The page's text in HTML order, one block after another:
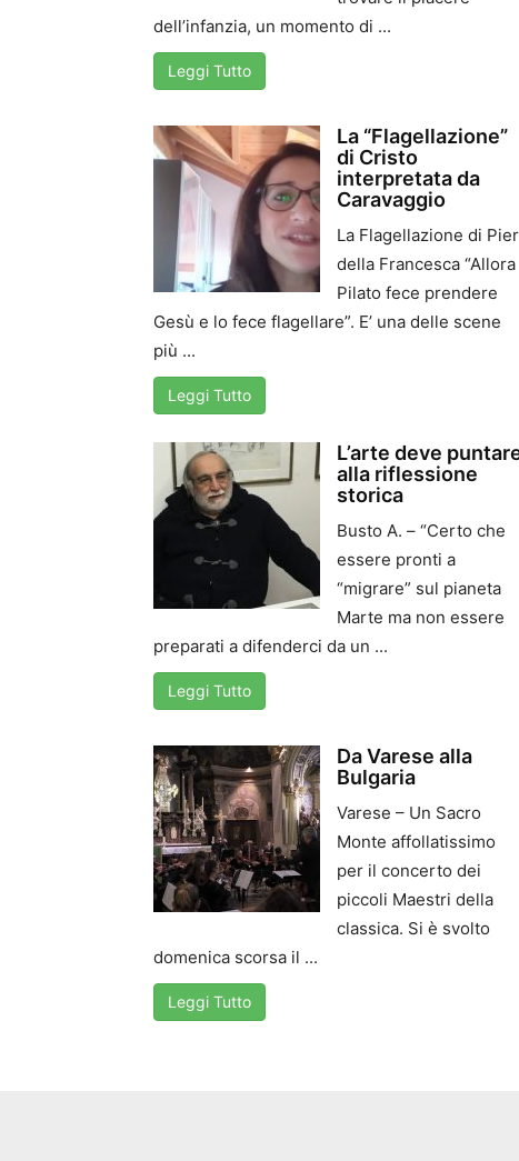
dell’infanzia, un momento di ...
Leggi Tutto
La “Flagellazione”
di Cristo
interpretata da
Caravaggio
La Flagellazione di Pier
della Francesca “Allora
Pilato fece prendere
Gesù e lo fece flagellare”. E’ una delle scene
più ...
Leggi Tutto
L’arte deve
alla riflessione
storica
Busto A. – “Certo che
essere pronti a
“migrare” sul pianeta
Marte ma non essere
preparati a difenderci da un ...
Leggi Tutto
Da Varese alla
Bulgaria
Varese – Un Sacro
Monte affollatissimo
per il concerto dei
piccoli Maestri della
classica. Si è svolto
domenica scorsa il ...
Leggi Tutto